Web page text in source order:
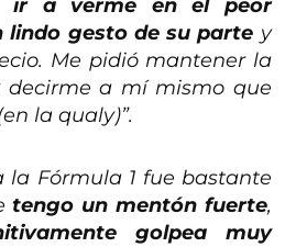
ir a verme en el peor
lindo gesto de su parte y
Me pidió mantener la
decirme a mí mismo que
la qualy)”.
la Fórmula 1 fue bastante
tengo un mentón fuerte,
golpea muy